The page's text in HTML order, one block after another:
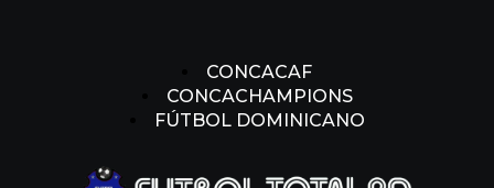
CONCACAF
CONCACHAMPIONS
FÚTBOL DOMINICANO